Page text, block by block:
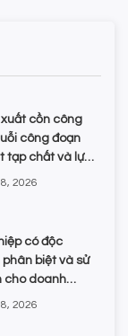
cồn công
công đoạn
tạp chất và lựa
2026
có độc
phân biệt và sử
cho doanh
2026